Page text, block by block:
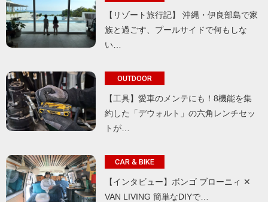
【リゾート旅行記】 沖縄・伊良部島で家
族と過ごす、プールサイドで何もしな
い…
OUTDOOR
【工具】愛車のメンテにも！8機能を集
約した「デウォルト」の六角レンチセッ
トが…
CAR & BIKE
【インタビュー】ボンゴ ブローニィ ✕
VAN LIVING 簡単なDIYで…